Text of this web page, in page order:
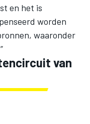
en het is
worden
waaronder
van